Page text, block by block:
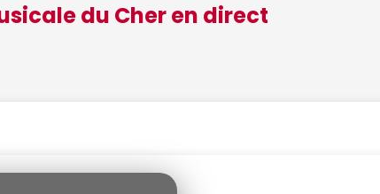
du Cher en direct